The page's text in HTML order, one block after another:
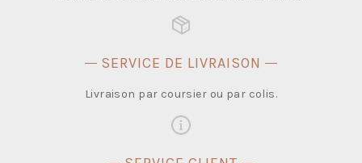
SERVICE DE LIVRAISON
Livraison par coursier ou par colis.